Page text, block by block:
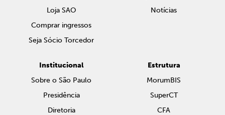
Loja SAO
Comprar ingressos
Seja Sócio Torcedor
Notícias
Institucional
Sobre o São Paulo
Presidência
Diretoria
Estrutura
MorumBIS
SuperCT
CFA